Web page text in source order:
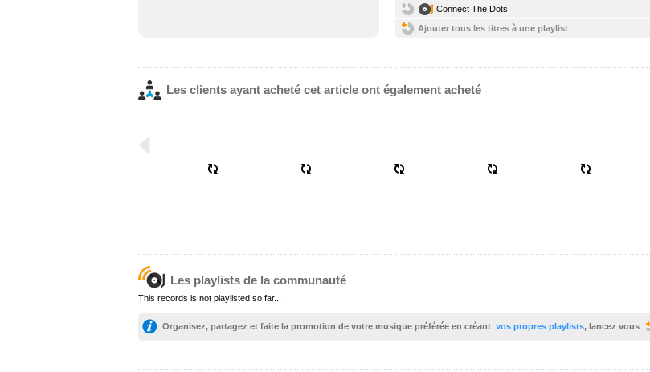
Connect The Dots
Ajouter tous les titres à une playlist
Les clients ayant acheté cet article ont également acheté
Les playlists de la communauté
This records is not playlisted so far...
Organisez, partagez et faite la promotion de votre musique préférée en créant vos propres playlists, lancez vous